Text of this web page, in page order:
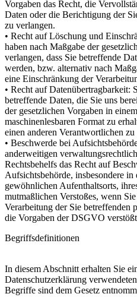
Vorgaben das Recht, die
Daten oder die Berichtigung der
zu verlangen.
• Recht auf Löschung und
haben nach Maßgabe der
verlangen, dass Sie betreffende
werden, bzw. alternativ nach
eine Einschränkung der
• Recht auf Datenübertragbarkeit:
betreffende Daten, die Sie uns
der gesetzlichen Vorgaben in
maschinenlesbaren Format zu
einen anderen Verantwortlichen zu
• Beschwerde bei
anderweitigen
Rechtsbehelfs das Recht auf
Aufsichtsbehörde, insbesondere
gewöhnlichen Aufenthaltsorts,
mutmaßlichen Verstoßes, wenn
Verarbeitung der Sie betreffenden
die Vorgaben der DSGVO
Begriffsdefinitionen
In diesem Abschnitt erhalten Sie
Datenschutzerklärung
Begriffe sind dem Gesetz